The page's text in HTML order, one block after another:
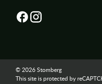
© 2026 Stomberg
This site is protected by